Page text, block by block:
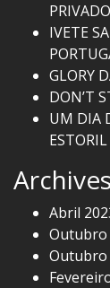
PRIVADO
IVETE
GLORY
DON’T
UM DIA
ESTORIL
Archives
Abril
Outubro
Outubro